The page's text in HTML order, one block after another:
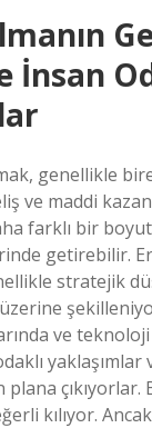
İnsan
genellikle
ve maddi
farklı bir
getirebilir.
stratejik
ve teknoloji
yaklaşımlar
çıkıyorlar.
kılıyor.